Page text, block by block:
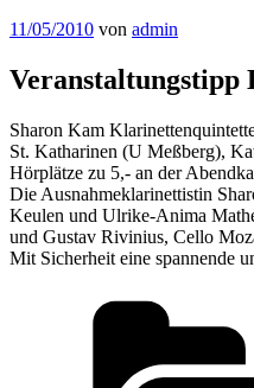
Veröffentlicht
11/05/2010 von admin
Veranstaltungstipp
Sharon Kam
St. Katharinen (U Meßberg),
Hörplätze zu 5,- an der
Die Ausnahmeklarinettistin
Keulen und Ulrike-Anima
und Gustav Rivinius, Cello
Mit Sicherheit eine spannende